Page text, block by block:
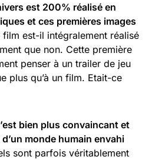
est 200% réalisé en
et ces premières images
film est-il intégralement réalisé
que non. Cette première
penser à un trailer de jeu
plus qu’à un film. Etait-ce
bien plus convaincant et
monde humain envahi
sont parfois véritablement